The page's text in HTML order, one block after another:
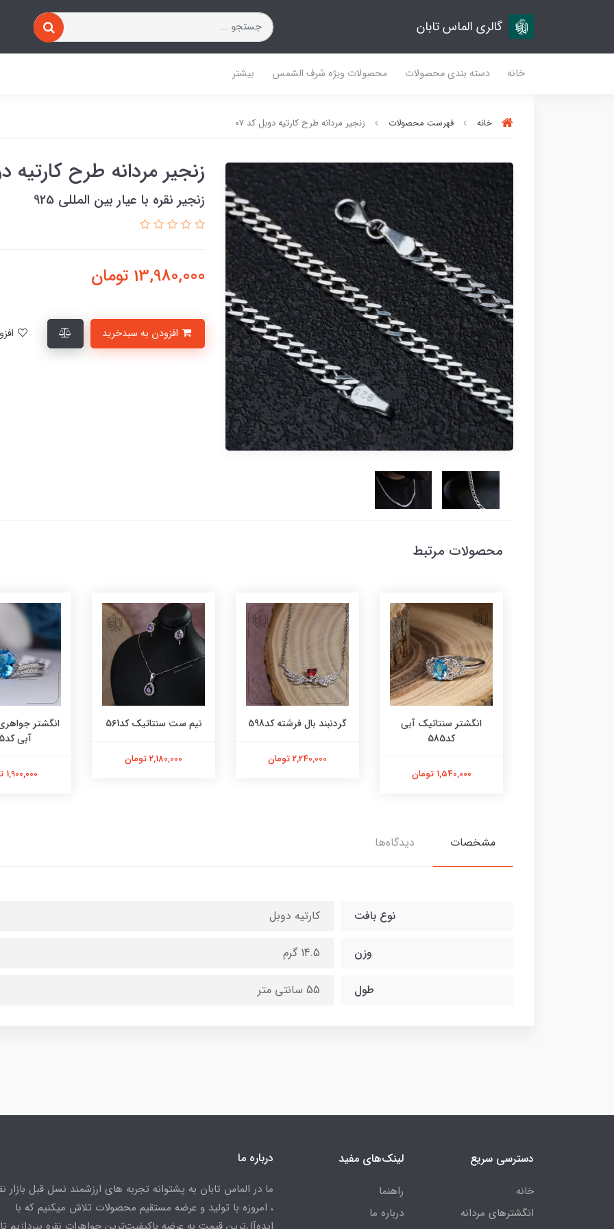
گالری الماس تابان
خانه دسته بندی محصولات محصولات ویژه شرف الشمس بیشتر
خانه فهرست محصولات زنجیر مردانه طرح کارتیه دوبل کد 07
زنجیر مردانه طرح کارتیه
زنجیر نقره با عیار بین المللی 925
13,980,000 تومان
محصولات مرتبط
انگشتر سنتاتیک آبی
کد585
1,540,000 تومان
گردنبند بال فرشته کد598
2,240,000 تومان
نیم ست سنتاتیک کد561
2,180,000 تومان
انگشتر
آبی کد565
1,900,000 تومان
مشخصات دیدگاه‌ها
نوع بافت کارتیه دوبل
وزن 14.5 گرم
طول 55 سانتی متر
دسترسی سریع
خانه
انگشترهای مردانه
لینک‌های مفید
راهنما
درباره ما
درباره ما
ما در الماس تابان به پشتوانه تجربه های ارزشمند نسل قبل بازار
، امروزه با تولید و عرضه مستقیم محصولات تلاش میکنیم که با